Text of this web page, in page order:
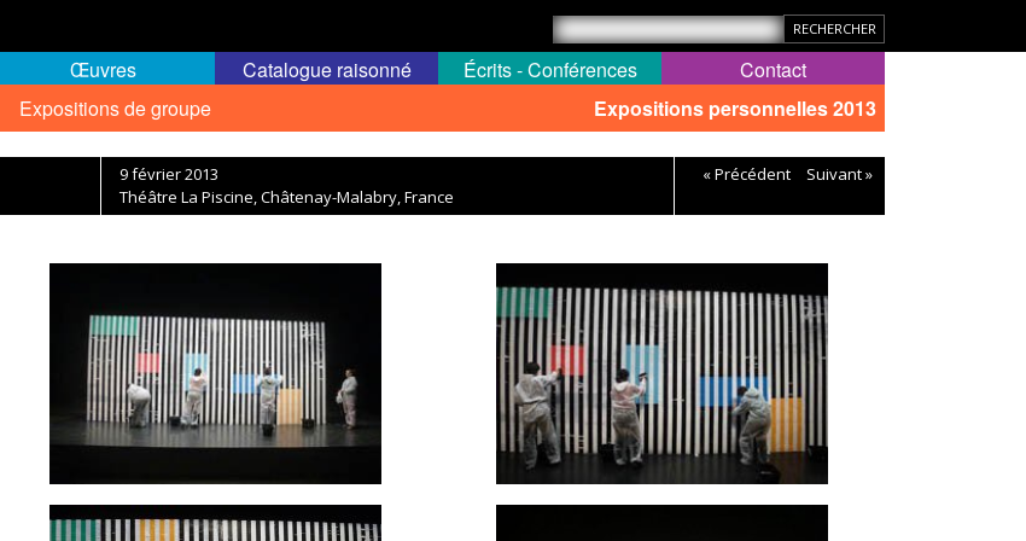
Expositions de groupe Expositions personnelles 2013
Œuvres Catalogue raisonné Écrits - Conférences Contact
9 février 2013
Théâtre La Piscine, Châtenay-Malabry, France
« Précédent Suivant »